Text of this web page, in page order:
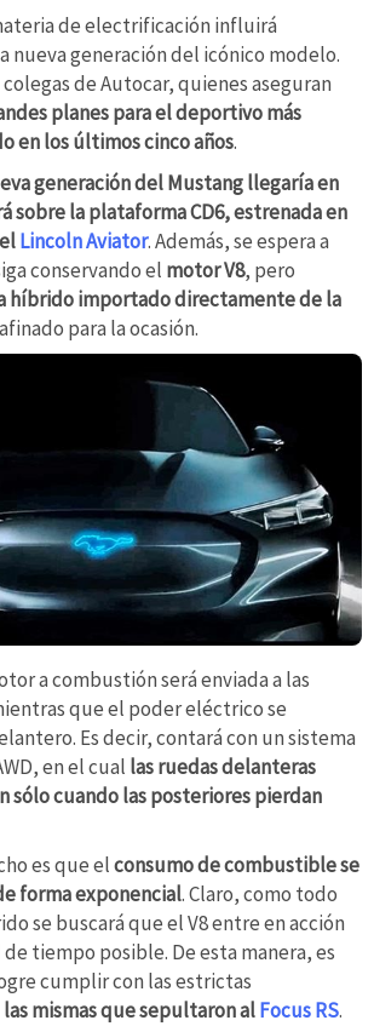
de electrificación influirá
nueva generación del icónico modelo.
de Autocar, quienes aseguran
planes para el deportivo más
en los últimos cinco años.
generación del Mustang llegaría en
sobre la plataforma CD6, estrenada en
Lincoln Aviator. Además, se espera a
conservando el motor V8, pero
híbrido importado directamente de la
para la ocasión.
a combustión será enviada a las
que el poder eléctrico se
Es decir, contará con un sistema
en el cual las ruedas delanteras
sólo cuando las posteriores pierdan
es que elconsumo de combustible se
forma exponencial. Claro, como todo
se buscará que el V8 entre en acción
tiempo posible. De esta manera, es
cumplir con las estrictas
las mismas que sepultaron alFocus RS.